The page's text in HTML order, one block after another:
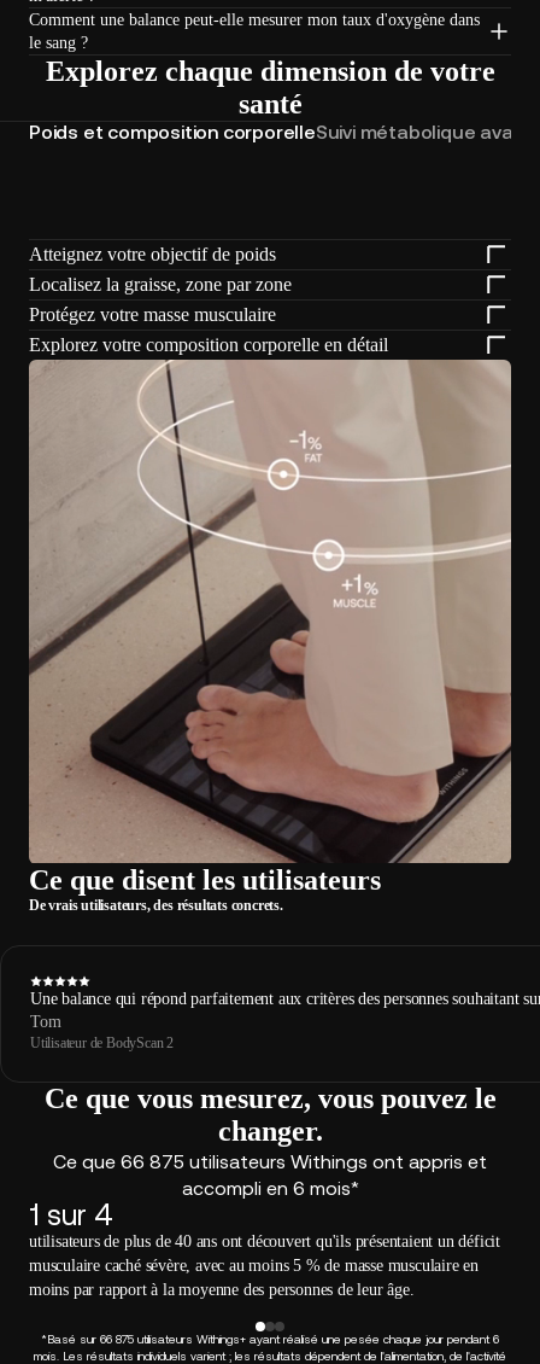
Comment une balance peut-elle mesurer mon taux d'oxygène dans
le sang ?
Explorez chaque dimension de votre
santé
Poids et composition corporelleSuivi métabolique
Atteignez votre objectif de poids
Localisez la graisse, zone par zone
Protégez votre masse musculaire
Explorez votre composition corporelle en détail
Ce que disent les utilisateurs
De vrais utilisateurs, des résultats concrets.
Une balance qui répond parfaitement aux critères des personnes
Tom
Utilisateur de BodyScan 2
Ce que vous mesurez, vous pouvez le
changer.
Ce que 66 875 utilisateurs Withings ont appris et
accompli en 6 mois*
1 sur 4
utilisateurs de plus de 40 ans ont découvert qu'ils présentaient un déficit
musculaire caché sévère, avec au moins 5 % de masse musculaire en
moins par rapport à la moyenne des personnes de leur âge.
*Basé sur 66 875 utilisateurs Withings+ ayant réalisé une pesée chaque jour pendant 6
mois. Les résultats individuels varient ; les résultats dépendent de l'alimentation, de l'activité